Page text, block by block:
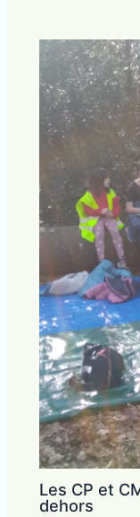
Les CP et
dehors